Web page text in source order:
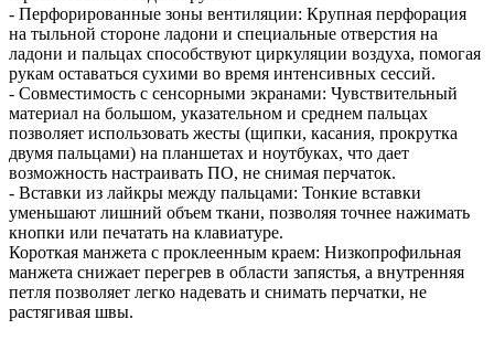
- Перфорированные зоны вентиляции: Крупная перфорация
на тыльной стороне ладони и специальные отверстия на
ладони и пальцах способствуют циркуляции воздуха, помогая
рукам оставаться сухими во время интенсивных сессий.
- Совместимость с сенсорными экранами: Чувствительный
материал на большом, указательном и среднем пальцах
позволяет использовать жесты (щипки, касания, прокрутка
двумя пальцами) на планшетах и ноутбуках, что дает
возможность настраивать ПО, не снимая перчаток.
- Вставки из лайкры между пальцами: Тонкие вставки
уменьшают лишний объем ткани, позволяя точнее нажимать
кнопки или печатать на клавиатуре.
Короткая манжета с проклеенным краем: Низкопрофильная
манжета снижает перегрев в области запястья, а внутренняя
петля позволяет легко надевать и снимать перчатки, не
растягивая швы.